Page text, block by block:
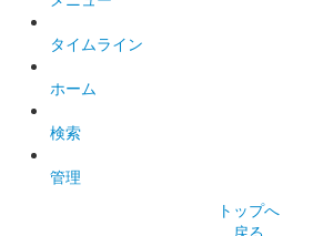
開催を記念して制作した御城印。
前橋城 御城印
前橋城 御城印
タイムライン
ホーム
検索
管理
トップへ
戻る